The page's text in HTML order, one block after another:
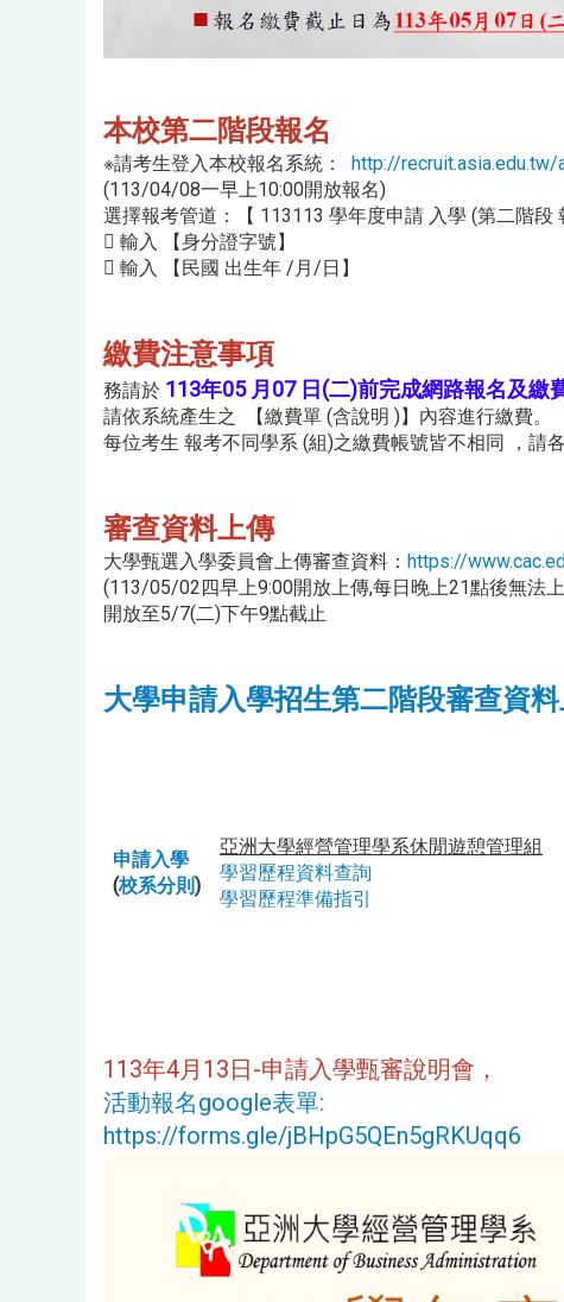
本校第二階段報名
※請考生登入本校報名系統： http://
(113/04/08一早上10:00開放報名)
選擇報考管道：【 113113 學年度申請 入學 (第二階段
 輸入 【身分證字號】
 輸入 【民國 出生年 /月/日】
繳費注意事項
務請於 113年05 月07 日(二)前完成網路報名及繳
請依系統產生之 【繳費單 (含說明 )】內容進行繳費。
每位考生 報考不同學系 (組)之繳費帳號皆不相同 ，請
審查資料上傳
大學甄選入學委員會上傳審查資料： https://
(113/05/02四早上9:00開放上傳,每日晚上21點後無法
開放至5/7(二)下午9點截止
大學申請入學招生第二階段審查資
申請入學
(校系分則)
亞洲大學經營管理學系休閒遊憩管理組
學習歷程資料查詢
學習歷程準備指引
113年4月13日-申請入學甄審說明會，
活動報名google表單:
https://forms.gle/jBHpG5QEn5gRKUqq6